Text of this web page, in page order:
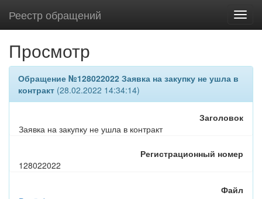
Реестр обращений
Просмотр
Обращение №128022022 Заявка на закупку не ушла в
контракт (28.02.2022 14:34:14)
Заголовок
Заявка на закупку не ушла в контракт
Регистрационный номер
128022022
Файл